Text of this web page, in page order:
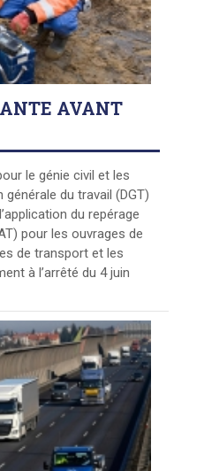
AVANT
le génie civil et les
du travail (DGT)
du repérage
pour les ouvrages de
de transport et les
à l’arrêté du 4 juin